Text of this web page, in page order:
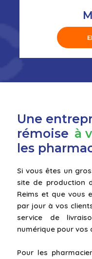
Une
rémoise à
les
Si vous êtes un
site de production
Reims et que vous
par jour à vos
service de
numérique pour vos
Pour les